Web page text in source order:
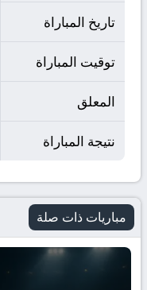
تاريخ المباراة
توقيت المباراة
المعلق
نتيجة المباراة
مباريات ذات صلة